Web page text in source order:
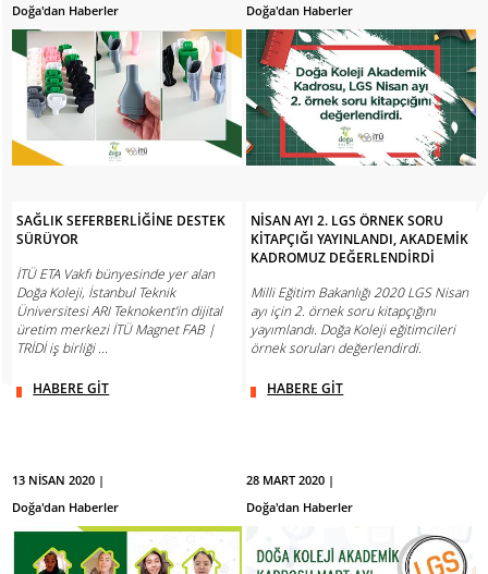
Doğa'dan Haberler
SAĞLIK SEFERBERLİĞİNE DESTEK
SÜRÜYOR
İTÜ ETA Vakfı bünyesinde yer alan
Doğa Koleji, İstanbul Teknik
Üniversitesi ARI Teknokent’in dijital
üretim merkezi İTÜ Magnet FAB |
TRİDİ iş birliği ...
HABERE GİT
Doğa'dan Haberler
NİSAN AYI 2. LGS ÖRNEK SORU
KİTAPÇIĞI YAYINLANDI, AKADEMİK
KADROMUZ DEĞERLENDİRDİ
Milli Eğitim Bakanlığı 2020 LGS Nisan
ayı için 2. örnek soru kitapçığını
yayımlandı. Doğa Koleji eğitimcileri
örnek soruları değerlendirdi.
HABERE GİT
13 NİSAN 2020 |
Doğa'dan Haberler
28 MART 2020 |
Doğa'dan Haberler